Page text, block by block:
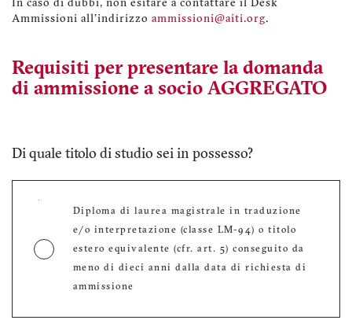
In caso di dubbi, non esitare a contattare il Desk
Ammissioni all'indirizzo ammissioni@aiti.org.
Requisiti per presentare la domanda
di ammissione a socio AGGREGATO
Di quale titolo di studio sei in possesso?
Diploma di laurea magistrale in traduzione
e/o interpretazione (classe LM-94) o titolo
estero equivalente (cfr. art. 5) conseguito da
meno di dieci anni dalla data di richiesta di
ammissione